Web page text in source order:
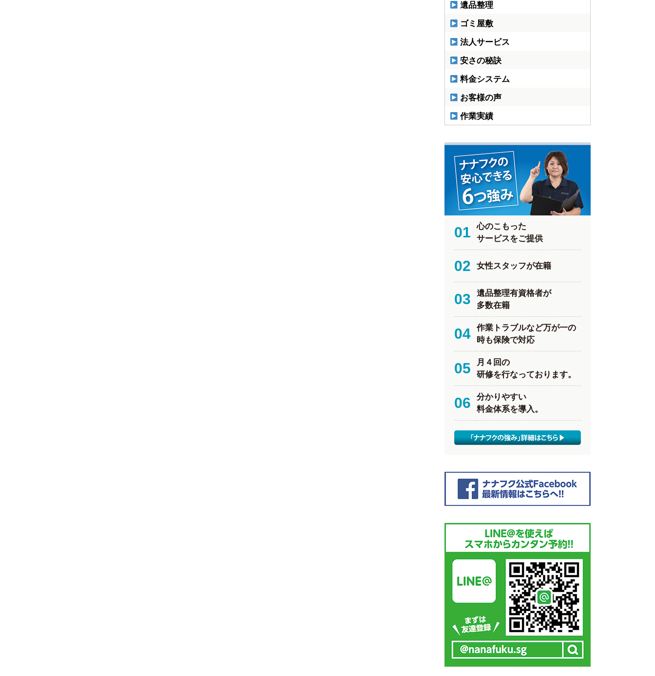
遺品整理
ゴミ屋敷
法人サービス
安さの秘訣
料金システム
お客様の声
作業実績
01
心のこもった
サービスをご提供
02 女性スタッフが在籍
03
遺品整理有資格者が
多数在籍
04
作業トラブルなど万が一の
時も保険で対応
05
月４回の
研修を行なっております。
06
分かりやすい
料金体系を導入。